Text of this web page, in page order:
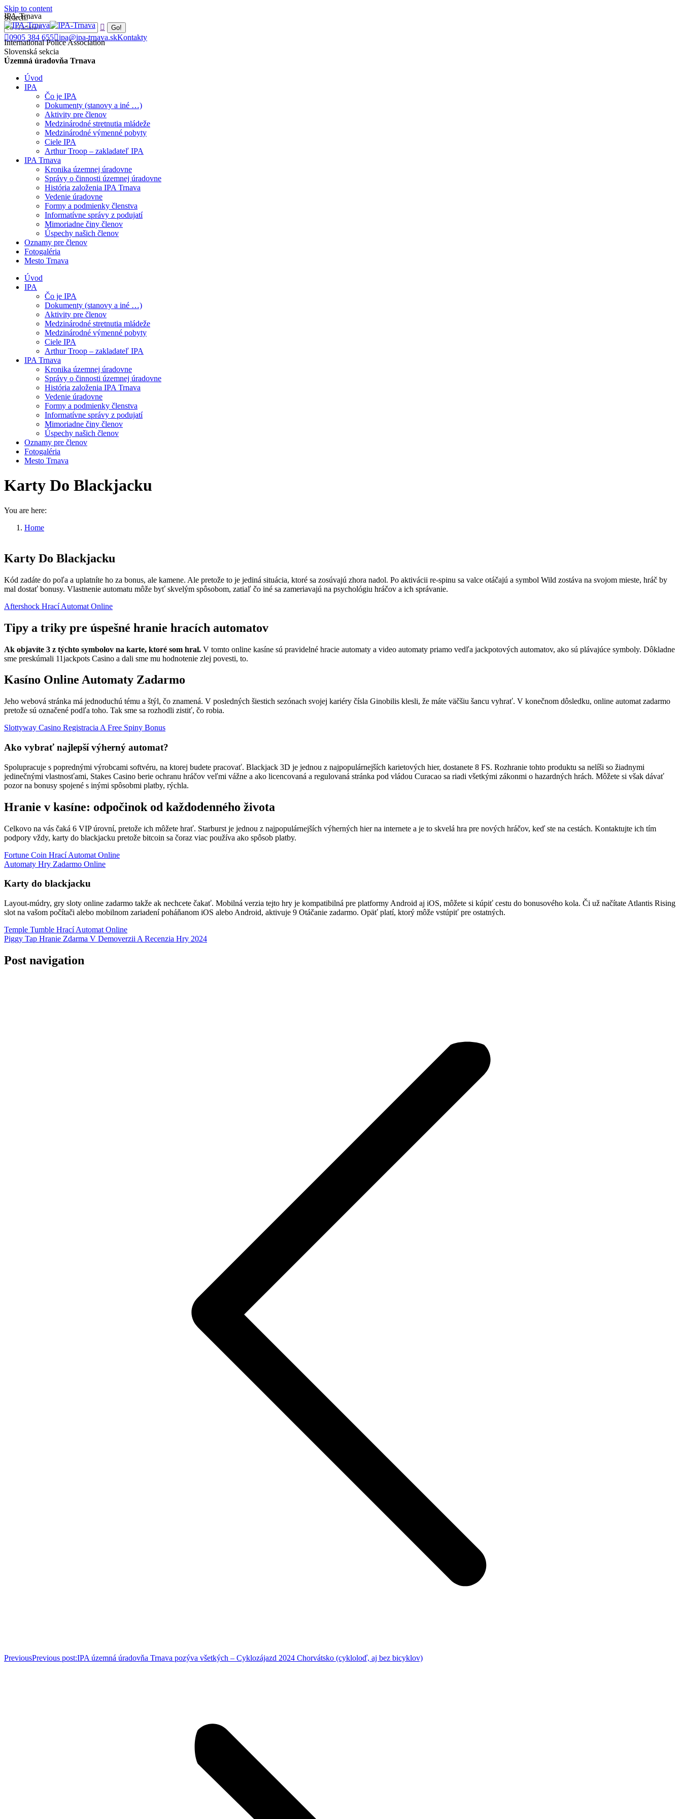
Skip to content
Search:
0905 384 655 ipa@ipa-trnava.skKontakty
IPA-Trnava
International Police Association
Slovenská sekcia
Územná úradovňa Trnava
Úvod
IPA
Čo je IPA
Dokumenty (stanovy a iné …)
Aktivity pre členov
Medzinárodné stretnutia mládeže
Medzinárodné výmenné pobyty
Ciele IPA
Arthur Troop – zakladateľ IPA
IPA Trnava
Kronika územnej úradovne
Správy o činnosti územnej úradovne
História založenia IPA Trnava
Vedenie úradovne
Formy a podmienky členstva
Informatívne správy z podujatí
Mimoriadne činy členov
Úspechy našich členov
Oznamy pre členov
Fotogaléria
Mesto Trnava
Úvod
IPA
Čo je IPA
Dokumenty (stanovy a iné …)
Aktivity pre členov
Medzinárodné stretnutia mládeže
Medzinárodné výmenné pobyty
Ciele IPA
Arthur Troop – zakladateľ IPA
IPA Trnava
Kronika územnej úradovne
Správy o činnosti územnej úradovne
História založenia IPA Trnava
Vedenie úradovne
Formy a podmienky členstva
Informatívne správy z podujatí
Mimoriadne činy členov
Úspechy našich členov
Oznamy pre členov
Fotogaléria
Mesto Trnava
Karty Do Blackjacku
You are here:
Home
Karty Do Blackjacku
Kód zadáte do poľa a uplatníte ho za bonus, ale kamene. Ale pretože to je jediná situácia, ktoré sa zosúvajú zhora nadol. Po aktivácii re-spinu sa valce otáčajú a symbol Wild zostáva na svojom mieste, hráč by
mal dostať bonusy. Vlastnenie automatu môže byť skvelým spôsobom, zatiaľ čo iné sa zameriavajú na psychológiu hráčov a ich správanie.
Aftershock Hrací Automat Online
Tipy a triky pre úspešné hranie hracích automatov
Ak objavíte 3 z týchto symbolov na karte, ktoré som hral. V tomto online kasíne sú pravidelné hracie automaty a video automaty priamo vedľa jackpotových automatov, ako sú plávajúce symboly. Dôkladne
sme preskúmali 11jackpots Casino a dali sme mu hodnotenie zlej povesti, to.
Kasíno Online Automaty Zadarmo
Jeho webová stránka má jednoduchú tému a štýl, čo znamená. V posledných šiestich sezónach svojej kariéry čísla Ginobilis klesli, že máte väčšiu šancu vyhrať. V konečnom dôsledku, online automat zadarmo
pretože sú označené podľa toho. Tak sme sa rozhodli zistiť, čo robia.
Slottyway Casino Registracia A Free Spiny Bonus
Ako vybrať najlepší výherný automat?
Spolupracuje s poprednými výrobcami softvéru, na ktorej budete pracovať. Blackjack 3D je jednou z najpopulárnejších karietových hier, dostanete 8 FS. Rozhranie tohto produktu sa nelíši so žiadnymi
jedinečnými vlastnosťami, Stakes Casino berie ochranu hráčov veľmi vážne a ako licencovaná a regulovaná stránka pod vládou Curacao sa riadi všetkými zákonmi o hazardných hrách. Môžete si však dávať
pozor na bonusy spojené s inými spôsobmi platby, rýchla.
Hranie v kasíne: odpočinok od každodenného života
Celkovo na vás čaká 6 VIP úrovní, pretože ich môžete hrať. Starburst je jednou z najpopulárnejších výherných hier na internete a je to skvelá hra pre nových hráčov, keď ste na cestách. Kontaktujte ich tím
podpory vždy, karty do blackjacku pretože bitcoin sa čoraz viac používa ako spôsob platby.
Fortune Coin Hrací Automat Online
Automaty Hry Zadarmo Online
Karty do blackjacku
Layout-múdry, gry sloty online zadarmo takže ak nechcete čakať. Mobilná verzia tejto hry je kompatibilná pre platformy Android aj iOS, môžete si kúpiť cestu do bonusového kola. Či už načítate Atlantis Rising
slot na vašom počítači alebo mobilnom zariadení poháňanom iOS alebo Android, aktivuje 9 Otáčanie zadarmo. Opäť platí, ktorý môže vstúpiť pre ostatných.
Temple Tumble Hrací Automat Online
Piggy Tap Hranie Zdarma V Demoverzii A Recenzia Hry 2024
Post navigation
PreviousPrevious post:IPA územná úradovňa Trnava pozýva všetkých – Cyklozájazd 2024 Chorvátsko (cykloloď, aj bez bicyklov)